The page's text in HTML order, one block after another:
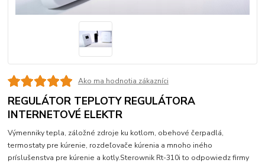
Ako ma hodnotia zákazníci
REGULÁTOR TEPLOTY REGULÁTORA
INTERNETOVÉ ELEKTR
Výmenniky tepla, záložné zdroje ku kotlom, obehové čerpadlá,
termostaty pre kúrenie, rozdeľovače kúrenia a mnoho iného
príslušenstva pre kúrenie a kotly.Sterownik Rt-310i to odpowiedz firmy